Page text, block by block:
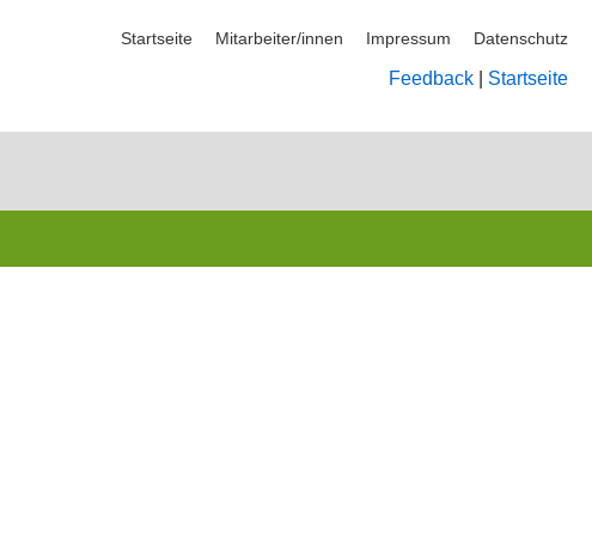
Startseite Mitarbeiter/innen Impressum Datenschutz
Feedback Startseite